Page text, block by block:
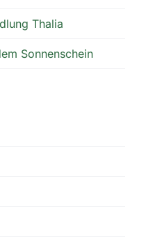
Thalia
Sonnenschein